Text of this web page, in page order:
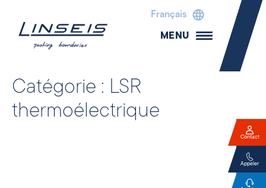
Français
MENU
Catégorie : LSR
thermoélectrique
Contact
Appeler